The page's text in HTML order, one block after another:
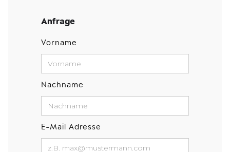
Anfrage
Vorname
Nachname
E-Mail Adresse